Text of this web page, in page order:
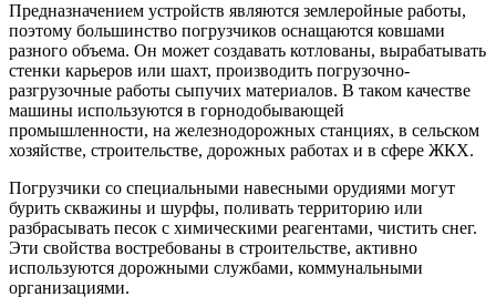
Предназначением устройств являются землеройные работы,
поэтому большинство погрузчиков оснащаются ковшами
разного объема. Он может создавать котлованы, вырабатывать
стенки карьеров или шахт, производить погрузочно-
разгрузочные работы сыпучих материалов. В таком качестве
машины используются в горнодобывающей
промышленности, на железнодорожных станциях, в сельском
хозяйстве, строительстве, дорожных работах и в сфере ЖКХ.
Погрузчики со специальными навесными орудиями могут
бурить скважины и шурфы, поливать территорию или
разбрасывать песок с химическими реагентами, чистить снег.
Эти свойства востребованы в строительстве, активно
используются дорожными службами, коммунальными
организациями.